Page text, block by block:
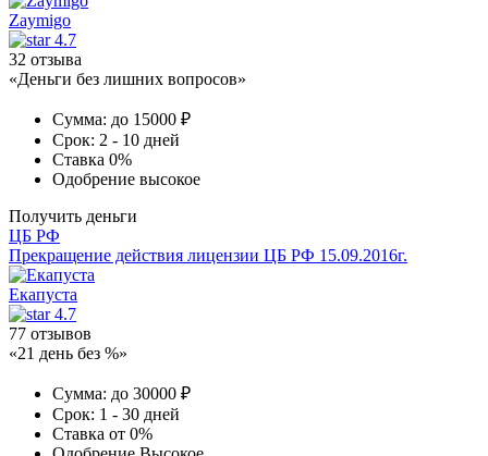
Zaymigo
4.7
32 отзыва
«Деньги без лишних вопросов»
Сумма: до 15000 ₽
Срок: 2 - 10 дней
Ставка 0%
Одобрение высокое
Получить деньги
ЦБ РФ
Прекращение действия лицензии ЦБ РФ 15.09.2016г.
Екапуста
4.7
77 отзывов
«21 день без %»
Сумма: до 30000 ₽
Срок: 1 - 30 дней
Ставка от 0%